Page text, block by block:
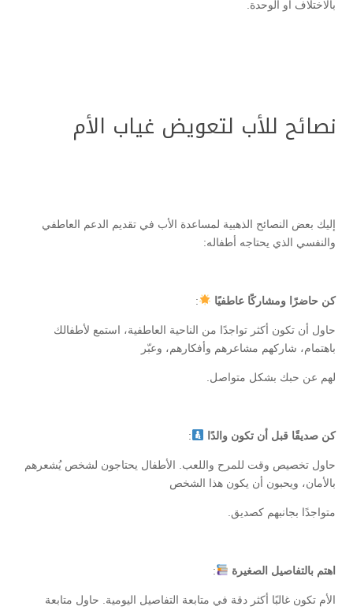
بالاختلاف أو الوحدة.
نصائح للأب لتعويض غياب الأم
إليك بعض النصائح الذهبية لمساعدة الأب في تقديم الدعم العاطفي
والنفسي الذي يحتاجه أطفاله:
كن حاضرًا ومشاركًا عاطفيًا :
حاول أن تكون أكثر تواجدًا من الناحية العاطفية، استمع لأطفالك
باهتمام، شاركهم مشاعرهم وأفكارهم، وعبّر
لهم عن حبك بشكل متواصل.
كن صديقًا قبل أن تكون والدًا :
حاول تخصيص وقت للمرح واللعب. الأطفال يحتاجون لشخص يُشعرهم
بالأمان، ويحبون أن يكون هذا الشخص
متواجدًا بجانبهم كصديق.
اهتم بالتفاصيل الصغيرة :
الأم تكون غالبًا أكثر دقة في متابعة التفاصيل اليومية. حاول متابعة